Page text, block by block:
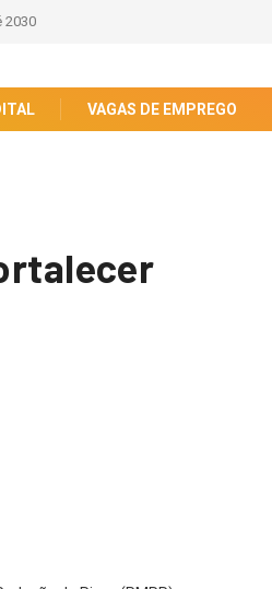
2030
VAGAS DE EMPREGO